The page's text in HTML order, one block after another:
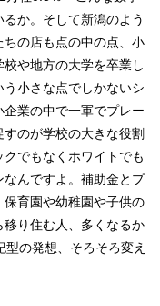
か。そして新潟のよう
の店も点の中の点、小
や地方の大学を卒業し
小さな点でしかないシ
業の中で一軍でプレー
のが学校の大きな役割
でもなくホワイトでも
んですよ。補助金とプ
育園や幼稚園や子供の
り住む人、多くなるか
の発想、そろそろ変え